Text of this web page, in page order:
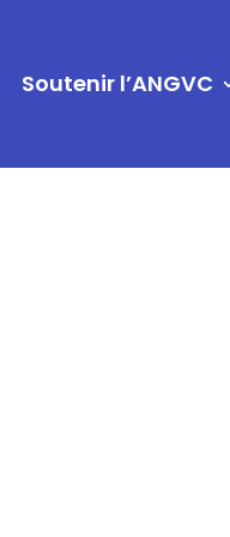
Soutenir l’ANGVC